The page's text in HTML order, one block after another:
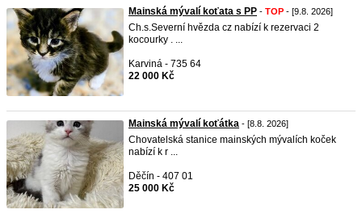
Mainská mývalí koťata s PP - TOP - [9.8. 2026]
Ch.s.Severní hvězda cz nabízí k rezervaci 2
kocourky . ...
Karviná - 735 64
22 000 Kč
Mainská mývalí koťátka - [8.8. 2026]
Chovatelská stanice mainských mývalích koček
nabízí k r ...
Děčín - 407 01
25 000 Kč